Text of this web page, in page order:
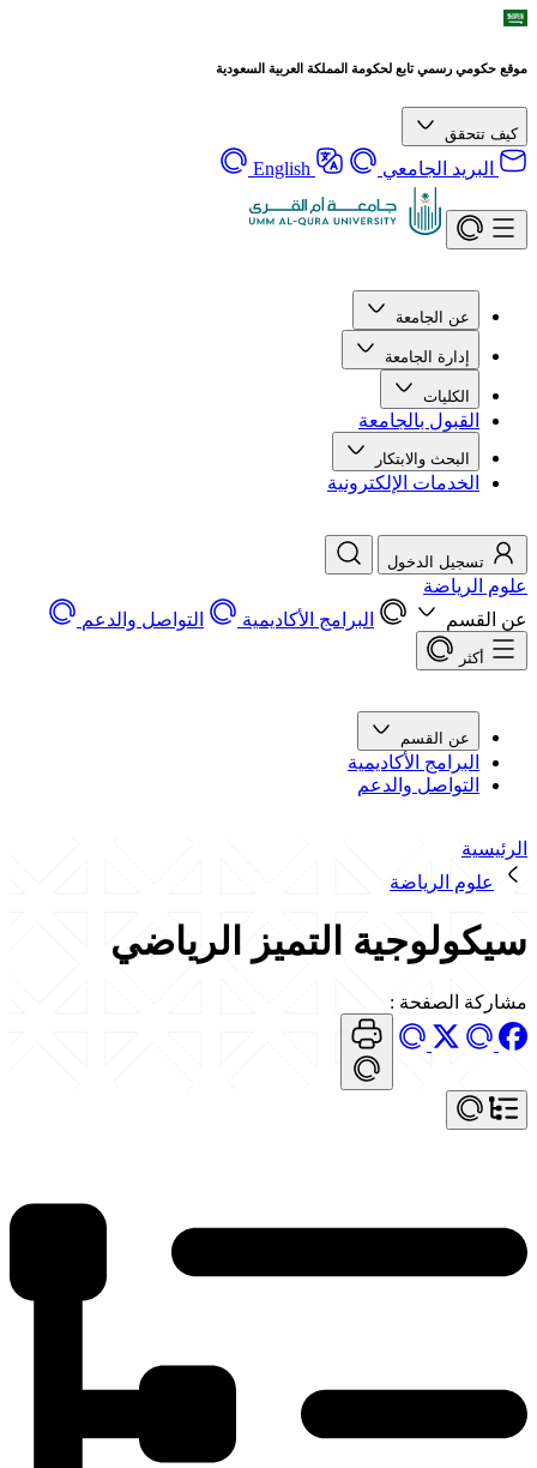
موقع حكومي رسمي تابع لحكومة المملكة العربية السعودية
كيف تتحقق
البريد الجامعي English
عن الجامعة
إدارة الجامعة
الكليات
القبول بالجامعة
البحث والابتكار
الخدمات الإلكترونية
تسجيل الدخول
علوم الرياضة
عن القسم
البرامج الأكاديمية التواصل والدعم
أكثر
عن القسم
البرامج الأكاديمية
التواصل والدعم
الرئيسية
علوم الرياضة
سيكولوجية التميز الرياضي
مشاركة الصفحة :